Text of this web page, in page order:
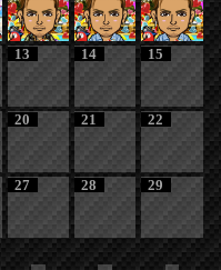
13 14 15
20 21 22
27 28 29